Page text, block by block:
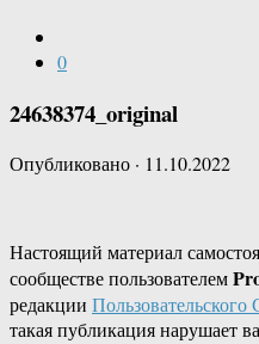
0
24638374_original
Опубликовано · 11.10.2022
Настоящий материал
сообществе пользователем
редакции
такая публикация нарушает